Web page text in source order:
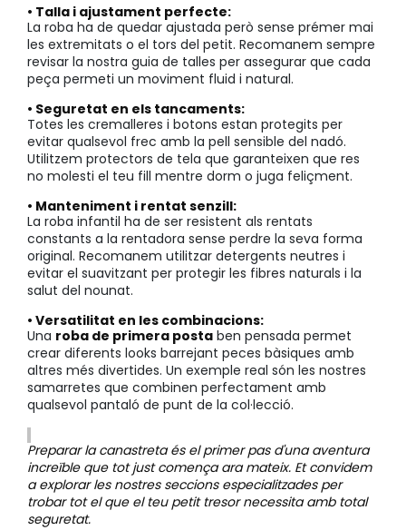
• Talla i ajustament perfecte:
La roba ha de quedar ajustada però sense prémer mai
les extremitats o el tors del petit. Recomanem sempre
revisar la nostra guia de talles per assegurar que cada
peça permeti un moviment fluid i natural.
• Seguretat en els tancaments:
Totes les cremalleres i botons estan protegits per
evitar qualsevol frec amb la pell sensible del nadó.
Utilitzem protectors de tela que garanteixen que res
no molesti el teu fill mentre dorm o juga feliçment.
• Manteniment i rentat senzill:
La roba infantil ha de ser resistent als rentats
constants a la rentadora sense perdre la seva forma
original. Recomanem utilitzar detergents neutres i
evitar el suavitzant per protegir les fibres naturals i la
salut del nounat.
• Versatilitat en les combinacions:
Una roba de primera posta ben pensada permet
crear diferents looks barrejant peces bàsiques amb
altres més divertides. Un exemple real són les nostres
samarretes que combinen perfectament amb
qualsevol pantaló de punt de la col·lecció.
Preparar la canastreta és el primer pas d'una aventura
increïble que tot just comença ara mateix. Et convidem
a explorar les nostres seccions especialitzades per
trobar tot el que el teu petit tresor necessita amb total
seguretat.